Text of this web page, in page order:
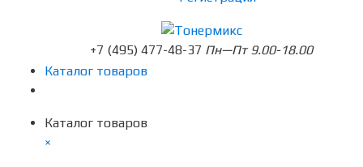
+7 (495) 477-48-37 Пн—Пт 9.00-18.00
Каталог товаров
Каталог товаров
×